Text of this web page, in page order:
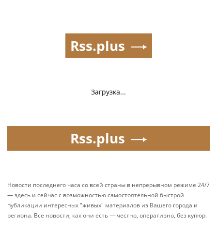
Загрузка...
Rss.plus
Rss.plus
Новости последнего часа со всей страны в непрерывном режиме 24/7
— здесь и сейчас с возможностью самостоятельной быстрой
публикации интересных "живых" материалов из Вашего города и
региона. Все новости, как они есть — честно, оперативно, без купюр.